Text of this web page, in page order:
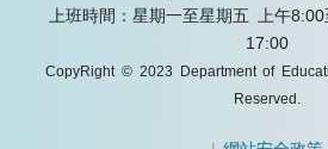
上班時間：星期一至星期五 上午
17:00
CopyRight © 2023 Department of
Reserved.